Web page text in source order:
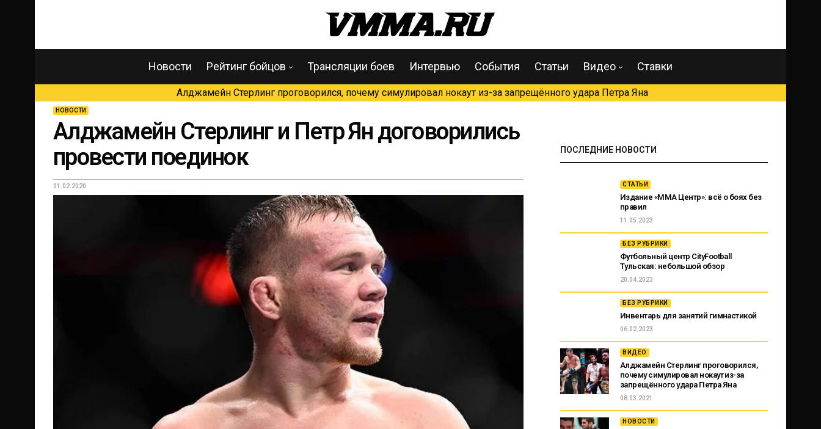
Новости Рейтинг бойцов Трансляции боев Интервью События Статьи Видео Ставки
Алджамейн Стерлинг проговорился, почему симулировал нокаут из-за запрещённого удара Петра Яна
НОВОСТИ
Алджамейн Стерлинг и Петр Ян договорились
провести поединок
01.02.2020
ПОСЛЕДНИЕ НОВОСТИ
СТАТЬИ
Издание «ММА Центр»: всё о боях без
правил
11.05.2023
БЕЗ РУБРИКИ
Футбольный центр CityFootball
Тульская: небольшой обзор
20.04.2023
БЕЗ РУБРИКИ
Инвентарь для занятий гимнастикой
06.02.2023
ВИДЕО
Алджамейн Стерлинг проговорился,
почему симулировал нокаут из-за
запрещённого удара Петра Яна
08.03.2021
НОВОСТИ